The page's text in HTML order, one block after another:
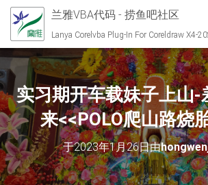
兰雅VBA代码 - 捞鱼吧社区
Lanya Corelvba Plug-In For Coreldraw X4-
实习期开车载妹子上山-
来<<POLO爬山路烧
于2023年1月26日由